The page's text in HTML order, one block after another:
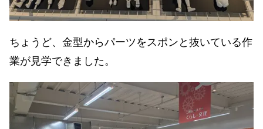
ちょうど、金型からパーツをスポンと抜いている作
業が見学できました。